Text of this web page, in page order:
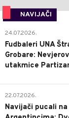
NAVIJAČI
24.07.2026.
Fudbaleri UNA
Grobare:
utakmice
22.07.2026.
Navijači pucali